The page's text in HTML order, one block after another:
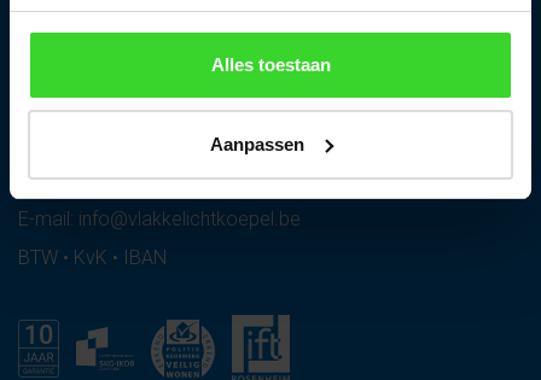
Alles toestaan
Aanpassen
Tel NL:+31 (0)485 310 983
+32 11 12 61 87
E-mail:info@vlakkelichtkoepel.nl
E-mail: info@vlakkelichtkoepel.be
BTW • KvK • IBAN